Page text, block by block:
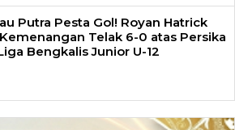
Putra Pesta Gol! Royan Hatrick
Telak 6-0 atas Persika
Bengkalis Junior U-12